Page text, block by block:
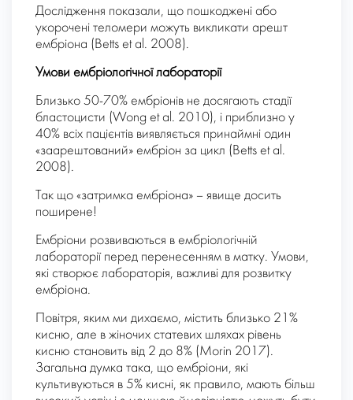
Дослідження показали, що пошкоджені або
укорочені теломери можуть викликати арешт
ембріона (Betts et al. 2008).
Умови ембріологічної лабораторії
Близько 50-70% ембріонів не досягають стадії
бластоцисти (Wong et al. 2010), і приблизно у
40% всіх пацієнтів виявляється принаймні один
«заарештований» ембріон за цикл (Betts et al.
2008).
Так що «затримка ембріона» – явище досить
поширене!
Ембріони розвиваються в ембріологічній
лабораторії перед перенесенням в матку. Умови,
які створює лабораторія, важливі для розвитку
ембріона.
Повітря, яким ми дихаємо, містить близько 21%
кисню, але в жіночих статевих шляхах рівень
кисню становить від 2 до 8% (Morin 2017).
Загальна думка така, що ембріони, які
культивуються в 5% кисні, як правило, мають більш